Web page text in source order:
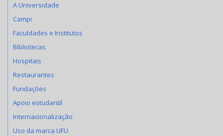
A Universidade
Campi
Faculdades e Institutos
Bibliotecas
Hospitais
Restaurantes
Fundações
Apoio estudantil
Internacionalização
Uso da marca UFU